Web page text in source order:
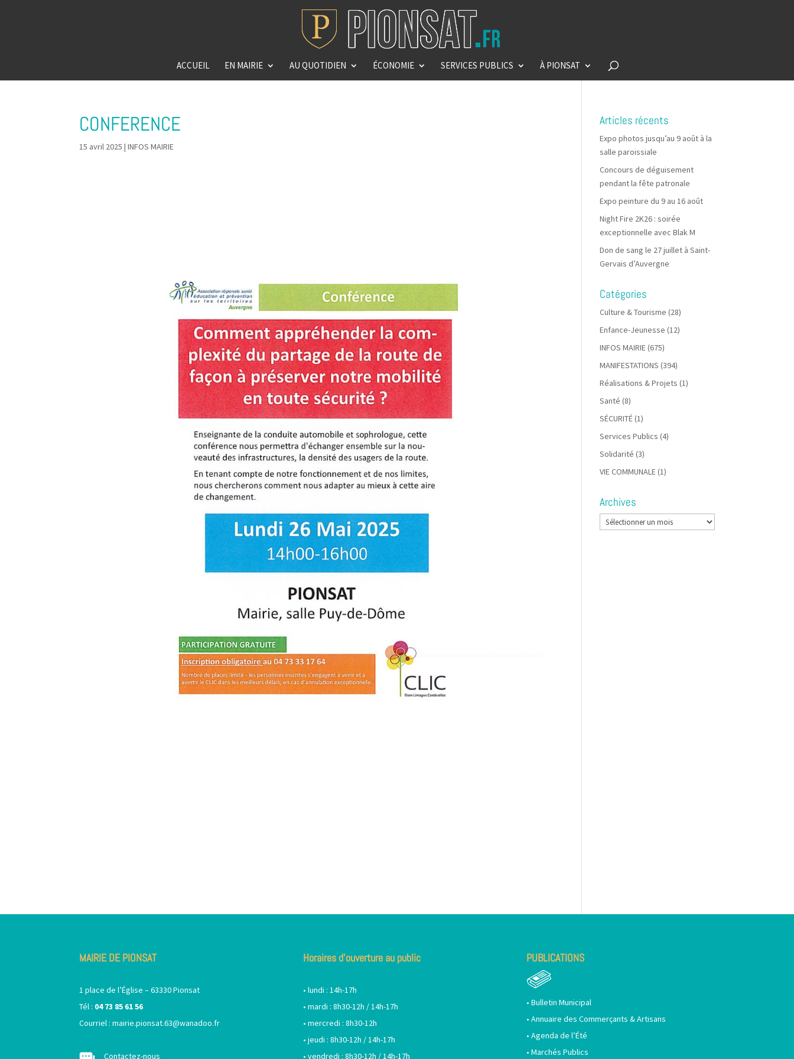
ACCUEIL EN MAIRIE AU QUOTIDIEN ÉCONOMIE SERVICES PUBLICS À PIONSAT
CONFERENCE
15 avril 2025 |INFOS MAIRIE
Articles récents
Expo photos jusqu’au 9 août à la
salle paroissiale
Concours de déguisement
pendant la fête patronale
Expo peinture du 9 au 16 août
Night Fire 2K26 : soirée
exceptionnelle avec Blak M
Don de sang le 27 juillet à Saint-
Gervais d’Auvergne
Catégories
Culture & Tourisme (28)
Enfance-Jeunesse (12)
INFOS MAIRIE(675)
MANIFESTATIONS (394)
Réalisations & Projets (1)
Santé (8)
SÉCURITÉ(1)
Services Publics (4)
Solidarité (3)
VIE COMMUNALE(1)
Archives
Archives
MAIRIE DE PIONSAT
1 place de l’Église – 63330 Pionsat
Tél : 04 73 85 61 56
Courriel :mairie.pionsat.63@wanadoo.fr
Contactez-nous
Horaires d’ouverture au public
• lundi : 14h-17h
• mardi : 8h30-12h / 14h-17h
• mercredi : 8h30-12h
• jeudi : 8h30-12h / 14h-17h
• vendredi : 8h30-12h / 14h-17h
PUBLICATIONS
• Bulletin Municipal
• Annuaire des Commerçants & Artisans
• Agenda de l’Été
• Marchés Publics